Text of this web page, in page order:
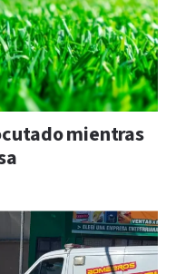
mientras